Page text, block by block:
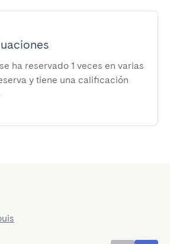
ha reservado 1 veces en varias
y tiene una calificación